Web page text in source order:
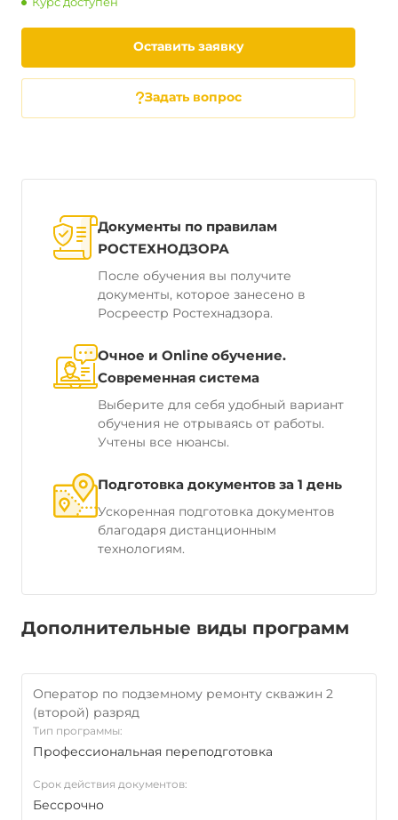
Оставить заявку
Задать вопрос
Документы по правилам
РОСТЕХНОДЗОРА
После обучения вы получите
документы, которое занесено в
Росреестр Ростехнадзора.
Очное и Online обучение.
Современная система
Выберите для себя удобный вариант
обучения не отрываясь от работы.
Учтены все нюансы.
Подготовка документов за 1 день
Ускоренная подготовка документов
благодаря дистанционным
технологиям.
Дополнительные виды программ
Оператор по подземному ремонту скважин 2
(второй) разряд
Тип программы:
Профессиональная переподготовка
Срок действия документов:
Бессрочно